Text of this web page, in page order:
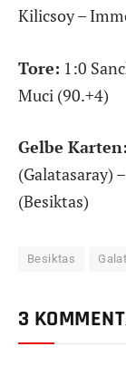
Kilicsoy –
Tore: 1:0
Muci (90.+4)
Gelbe Karten:
(Galatasaray)
(Besiktas)
Besiktas
3